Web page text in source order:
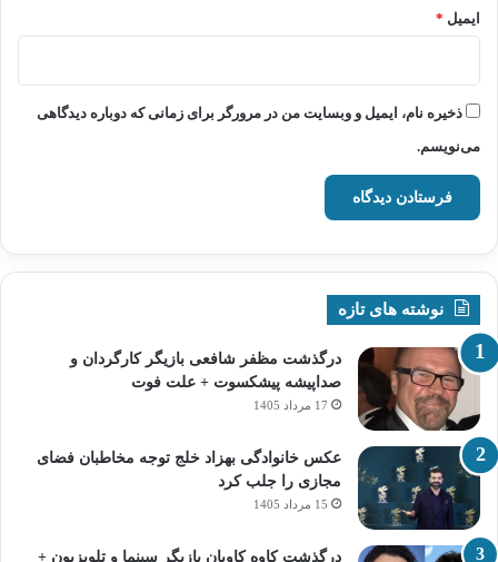
ایمیل *
ذخیره نام، ایمیل و وبسایت من در مرورگر برای زمانی که دوباره دیدگاهی
می‌نویسم.
نوشته های تازه
درگذشت مظفر شافعی بازیگر کارگردان و
صداپیشه پیشکسوت + علت فوت
17 مرداد 1405
عکس خانوادگی بهزاد خلج توجه مخاطبان فضای
مجازی را جلب کرد
15 مرداد 1405
درگذشت کاوه کاویان بازیگر سینما و تلویزیون +